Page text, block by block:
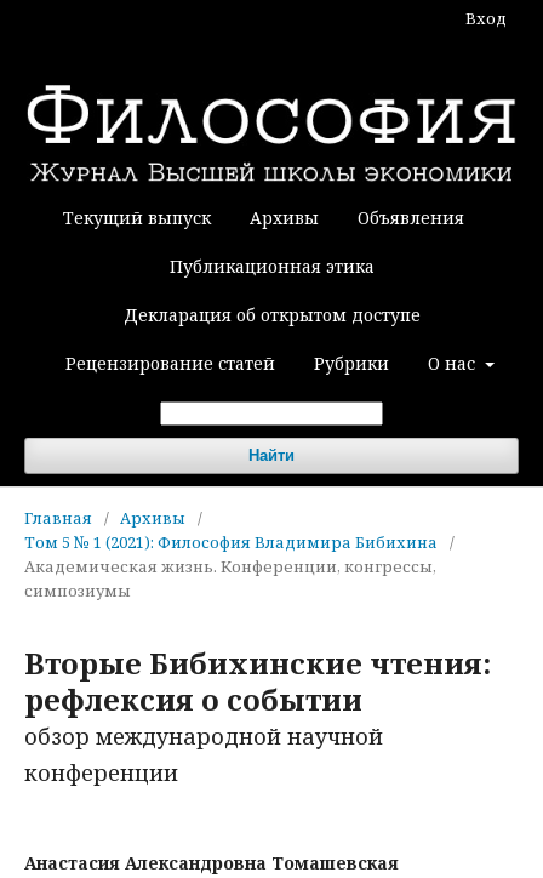
Текущий выпуск Архивы Объявления
Публикационная этика
Декларация об открытом доступе
Рецензирование статей Рубрики О нас
Найти
Вход
Главная / Архивы
/
Том 5 № 1 (2021): Философия Владимира Бибихина
/
Академическая жизнь. Конференции, конгрессы,
симпозиумы
Вторые Бибихинские чтения:
рефлексия о событии
обзор международной научной
конференции
Анастасия Александровна Томашевская